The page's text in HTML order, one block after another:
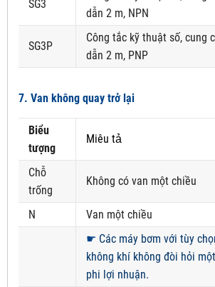
SG3
dẫn 2 m, NPN
SG3P
Công tắc kỹ thuật số, cung
dẫn 2 m, PNP
7. Van không quay trở lại
Biểu
tượng
Miêu tả
Chỗ
trống
Không có van một chiều
N
Van một chiều
☛ Các máy bơm với tùy
không khí không đòi hỏi
phi lợi nhuận.